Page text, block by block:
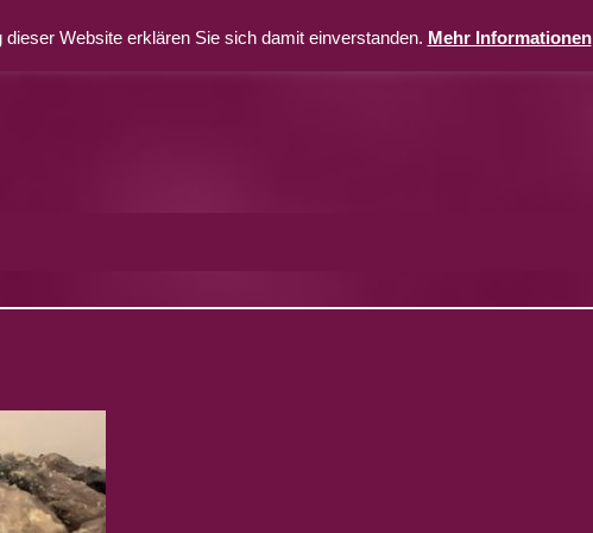
Website erklären Sie sich damit einverstanden. Mehr Informationen